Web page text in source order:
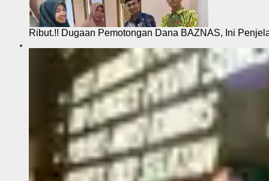
Ribut.!! Dugaan Pemotongan Dana BAZNAS, Ini